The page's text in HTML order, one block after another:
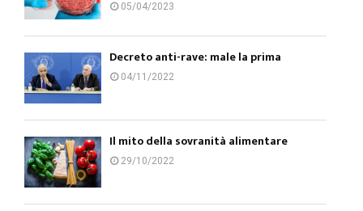
05/04/2023
Decreto anti-rave: male la prima
04/11/2022
Il mito della sovranità alimentare
29/10/2022